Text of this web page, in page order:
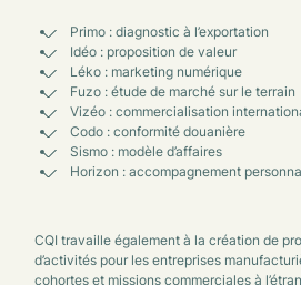
Primo : diagnostic à l’exportation
Idéo : proposition de valeur
Léko : marketing numérique
Fuzo : étude de marché sur le terrain
Vizéo : commercialisation
Codo : conformité douanière
Sismo : modèle d’affaires
Horizon : accompagnement
CQI travaille également à la création de
d’activités pour les entreprises
cohortes et missions commerciales à